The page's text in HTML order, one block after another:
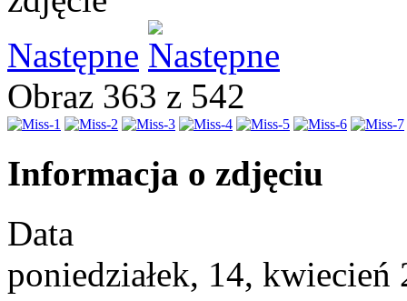
Następne
Obraz 363 z 542
Informacja o zdjęciu
Data
poniedziałek, 14, kwiecień